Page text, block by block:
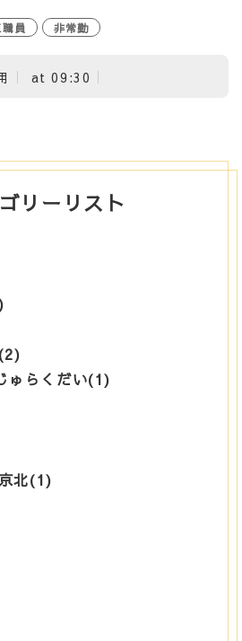
職員 非常勤
at 09:30
リーリスト
ゅらくだい(1)
北(1)